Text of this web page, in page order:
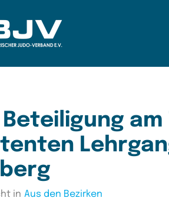
springen
am
in Aus den Bezirken